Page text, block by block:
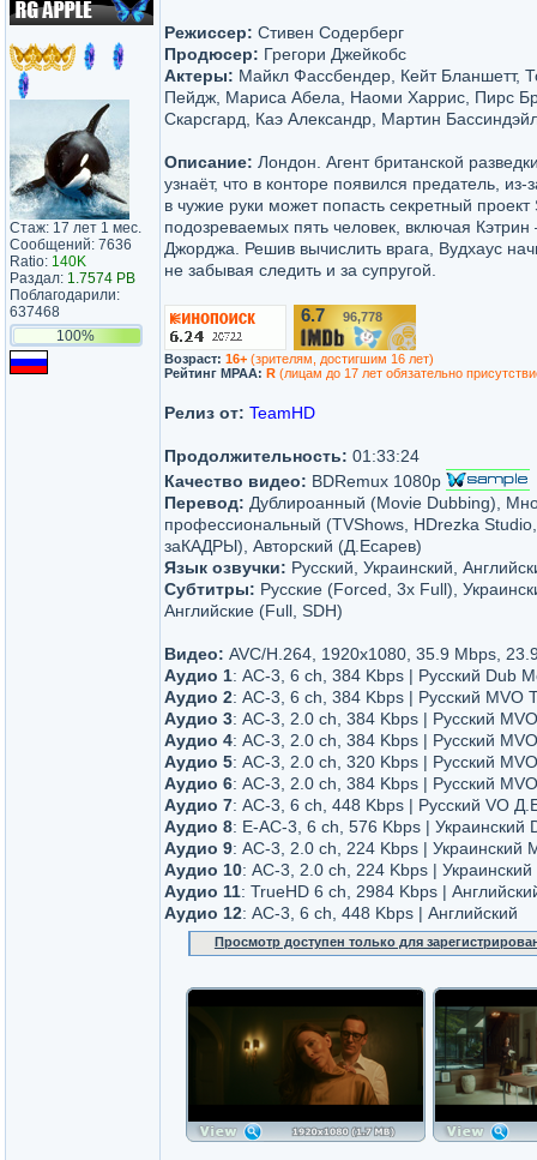
Стаж: 17 лет 1 мес.
Сообщений: 7636
Ratio: 140K
Раздал: 1.7574 PB
Поблагодарили:
637468
100%
Режиссер: Стивен Содерберг
Продюсер: Грегори Джейкобс
Актеры: Майкл Фассбендер, Кейт Бланшетт,
Пейдж, Мариса Абела, Наоми Харрис, Пирс
Скарсгард, Каэ Александр, Мартин
Описание: Лондон. Агент британской
узнаёт, что в конторе появился предатель, из-
в чужие руки может попасть секретный
подозреваемых пять человек, включая
Джорджа. Решив вычислить врага, Вудхаус
не забывая следить и за супругой.
6.7 96,778
Возраст: 16+ (зрителям, достигшим 16 лет)
Рейтинг MPAA: R (лицам до 17 лет обязательно
Релиз от: TeamHD
Продолжительность: 01:33:24
Качество видео: BDRemux 1080p
Перевод: Дублироанный (Movie Dubbing),
профессиональный (TVShows, HDrezka
заКАДРЫ), Авторский (Д.Есарев)
Язык озвучки: Русский, Украинский,
Субтитры: Русские (Forced, 3x Full),
Английские (Full, SDH)
Видео: AVC/H.264, 1920x1080, 35.9 Mbps,
Аудио 1: AC-3, 6 ch, 384 Kbps | Русский Dub
Аудио 2: AC-3, 6 ch, 384 Kbps | Русский MVO
Аудио 3: AC-3, 2.0 ch, 384 Kbps | Русский
Аудио 4: AC-3, 2.0 ch, 384 Kbps | Русский
Аудио 5: AC-3, 2.0 ch, 320 Kbps | Русский
Аудио 6: AC-3, 2.0 ch, 384 Kbps | Русский
Аудио 7: AC-3, 6 ch, 448 Kbps | Русский VO
Аудио 8: E-AC-3, 6 ch, 576 Kbps | Украинский
Аудио 9: AC-3, 2.0 ch, 224 Kbps | Украинский
Аудио 10: AC-3, 2.0 ch, 224 Kbps |
Аудио 11: TrueHD 6 ch, 2984 Kbps |
Аудио 12: AC-3, 6 ch, 448 Kbps | Английский
Просмотр доступен только для